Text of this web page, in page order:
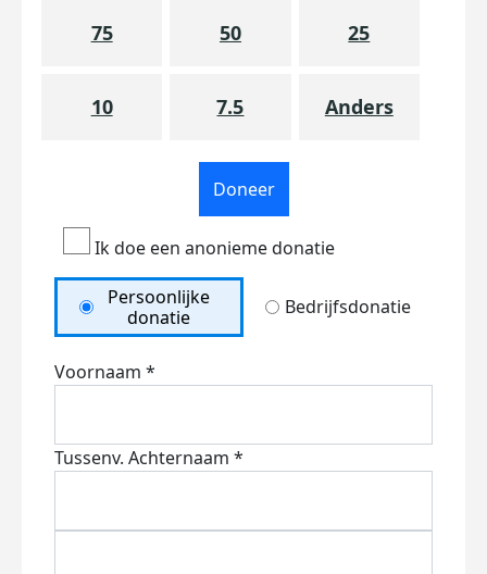
75 50 25
10 7.5 Anders
Doneer
Ik doe een anonieme donatie
Persoonlijke
donatie
Bedrijfsdonatie
Voornaam *
Tussenv. Achternaam *